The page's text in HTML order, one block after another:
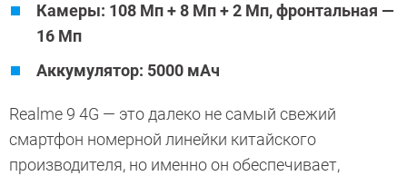
Камеры: 108 Мп + 8 Мп + 2 Мп, фронтальная —
16 Мп
Аккумулятор: 5000 мАч
Realme 9 4G — это далеко не самый свежий
смартфон номерной линейки китайского
производителя, но именно он обеспечивает,